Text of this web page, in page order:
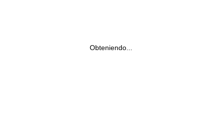
Obteniendo...